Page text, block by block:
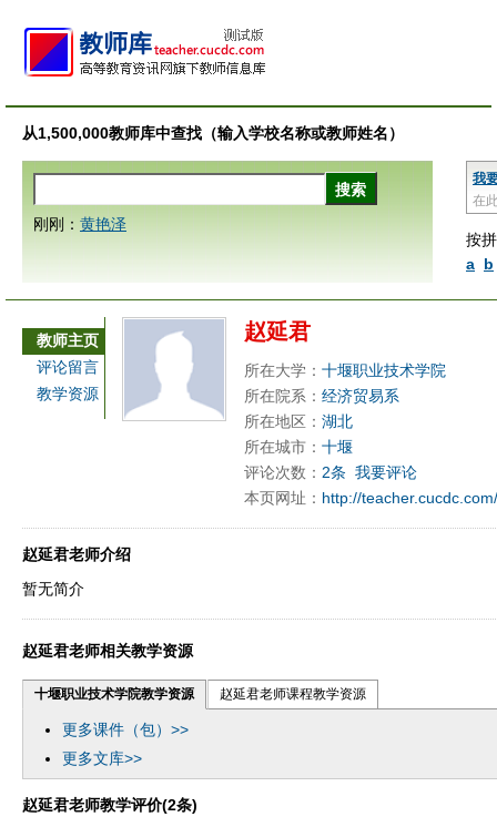
从1,500,000教师库中查找（输入学校名称或教师姓名）
我
在
按
a b
刚刚： 黄艳泽
教师主页
评论留言
教学资源
赵延君
所在大学： 十堰职业技术学院
所在院系： 经济贸易系
所在地区： 湖北
所在城市： 十堰
评论次数： 2条 我要评论
本页网址： http://
赵延君老师介绍
暂无简介
赵延君老师相关教学资源
十堰职业技术学院教学资源 赵延君老师课程教学资源
更多课件（包）>>
更多文库>>
赵延君老师教学评价(2条)